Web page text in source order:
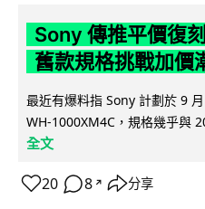
Sony 傳推平價復
舊款規格挑戰加價
最近有爆料指 Sony 計劃於 9
WH-1000XM4C，規格幾乎與
全文
20 8 ↗ 分享